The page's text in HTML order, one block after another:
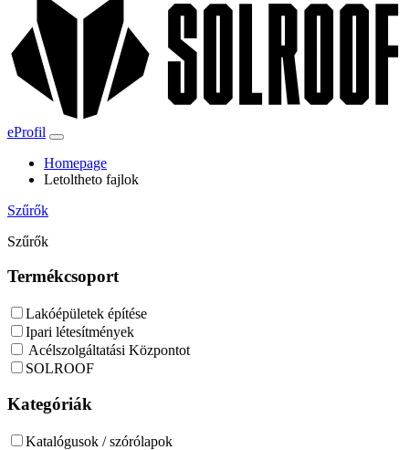
eProfil
Homepage
Letoltheto fajlok
Szűrők
Szűrők
Termékcsoport
Lakóépületek építése
Ipari létesítmények
Acélszolgáltatási Központot
SOLROOF
Kategóriák
Katalógusok / szórólapok